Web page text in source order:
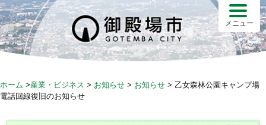
S
k
i
p
c
メニュー
ホーム >産業・ビジネス > お知らせ > お知らせ > 乙女森林公園キャンプ場
電話回線復旧のお知らせ